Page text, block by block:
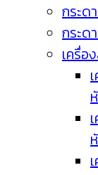
กระด
กระด
เครื่อ